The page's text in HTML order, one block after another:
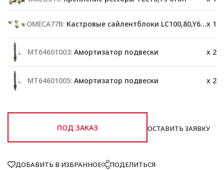
OMECA77B: Кастровые сайлентблоки LC100,80,Y60,78 x 1
MT64601003: Амортизатор подвески x 2
MT64601005: Амортизатор подвески x 2
ПОД ЗАКАЗ ОСТАВИТЬ ЗАЯВКУ
ДОБАВИТЬ В ИЗБРАННОЕ ПОДЕЛИТЬСЯ